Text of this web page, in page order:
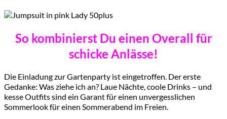
So kombinierst Du einen Overall für
schicke Anlässe!
Die Einladung zur Gartenparty ist eingetroffen. Der erste
Gedanke: Was ziehe ich an? Laue Nächte, coole Drinks – und
kesse Outfits sind ein Garant für einen unvergesslichen
Sommerlook für einen Sommerabend im Freien.